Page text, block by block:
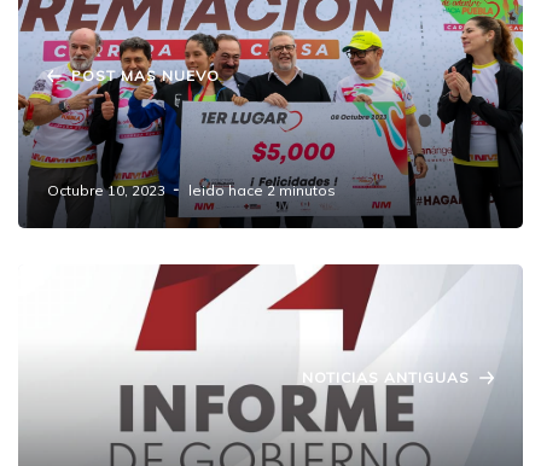
POST MAS NUEVO
TODO UN ÉXITO LA CARRERA "DE ADENTRO
HACIA PUEBLA"
Octubre 10, 2023 leido hace 2 minutos
NOTICIAS ANTIGUAS
Mario de la Rosa rendirá su Segundo
Informe de Gobierno